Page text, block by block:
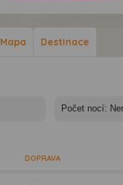
Mapa Destinace
DOPRAVA